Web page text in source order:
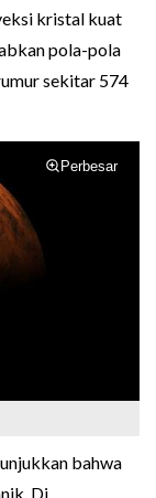
kristal kuat
pola-pola
sekitar 574
Perbesar
bahwa
Di